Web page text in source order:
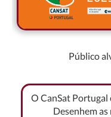
Público
O CanSat Portugal
Desenhem